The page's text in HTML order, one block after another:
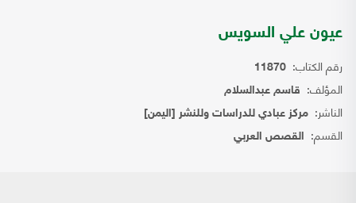
عيون علي السويس
رقم الكتاب: 11870
المؤلف: قاسم عبدالسلام
الناشر: مركز عبادي للدراسات وللنشر [اليمن]
القسم: القصص العربي